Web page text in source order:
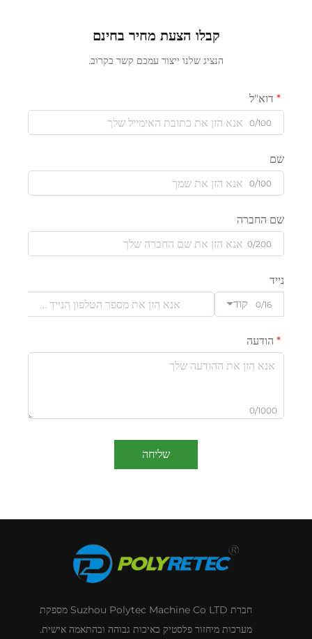
קבלו הצעת מחיר בחינם
הנציג שלנו ייצור עמכם קשר בקרוב.
דוא"ל
0/100
שם
0/100
שם החברה
0/200
נייד
קוד
0/16
הודעה
0/1000
שליחה
חברת Suzhou Polytec Machine Co LTD מספקת
מערכות מיחזור פלסטיק באיכות גבוהה ובהתאמה אישית.